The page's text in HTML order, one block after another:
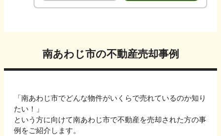
南あわじ市の不動産売却事例
「南あわじ市でどんな物件がいくらで売れているのか知り
たい！」
という方に向けて南あわじ市で不動産を売却された方の事
例をご紹介します。